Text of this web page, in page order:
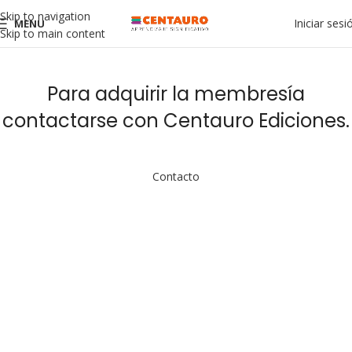
Skip to navigation
Skip to main content
MENU Iniciar
Para adquirir la membresía
contactarse con Centauro Ediciones.
Contacto